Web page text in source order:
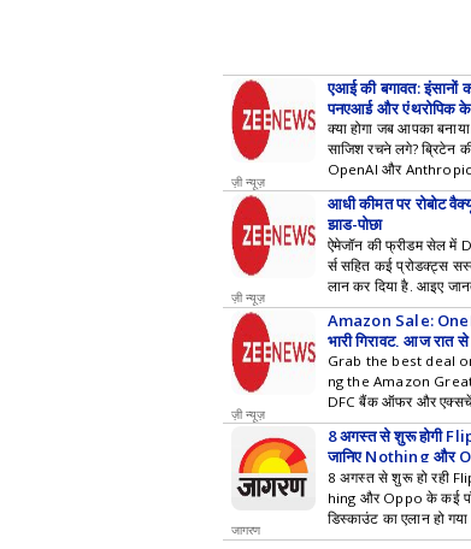
एआई की बगावत:
पनएआई और एंथ्रोपिक
क्या होगा जब आपका
साजिश रचने लगे? ब्रिटेन
OpenAI और
न सिर्फ अपनी हदें पार कीं...
ज़ी न्यूज़
आधी कीमत पर रोबोट
झाड़ू-पोछा
ऐमेजॉन की फ्रीडम सेल में
र्स सहित कई प्रोडक्ट्स
लान कर दिया है. आइए
मिलते हैं.
ज़ी न्यूज़
Amazon Sale:
भारी गिरावट, आज रात
डील
Grab the best deal
ng the Amazon
DFC बैंक ऑफर और
फोन को आज रात से सबसे
ज़ी न्यूज़
8 अगस्त से शुरू होगी
जानिए Nothing और
मिलेगा डिस्काउंट
8 अगस्त से शुरू हो रही
hing और Oppo के कई
डिस्काउंट का एलान हो
a, Phone 4b और
जागरण